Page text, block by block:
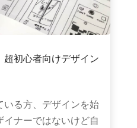
超初心者向けデザイン
いる方、デザインを始
ナーではないけど自